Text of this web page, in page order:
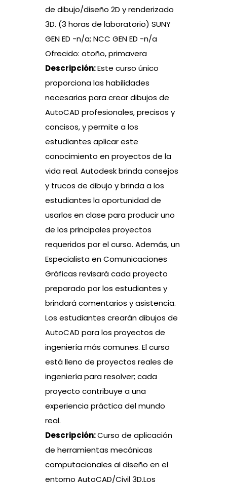
de dibujo/diseño 2D y renderizado
3D. (3 horas de laboratorio) SUNY
GEN ED -n/a; NCC GEN ED -n/a
Ofrecido: otoño, primavera
Descripción:Este curso único
proporciona las habilidades
necesarias para crear dibujos de
AutoCAD profesionales, precisos y
concisos, y permite a los
estudiantes aplicar este
conocimiento en proyectos de la
vida real. Autodesk brinda consejos
y trucos de dibujo y brinda a los
estudiantes la oportunidad de
usarlos en clase para producir uno
de los principales proyectos
requeridos por el curso. Además, un
Especialista en Comunicaciones
Gráficas revisará cada proyecto
preparado por los estudiantes y
brindará comentarios y asistencia.
Los estudiantes crearán dibujos de
AutoCAD para los proyectos de
ingeniería más comunes. El curso
está lleno de proyectos reales de
ingeniería para resolver; cada
proyecto contribuye a una
experiencia práctica del mundo
real.
Descripción:Curso de aplicación
de herramientas mecánicas
computacionales al diseño en el
entorno AutoCAD/Civil 3D.Los